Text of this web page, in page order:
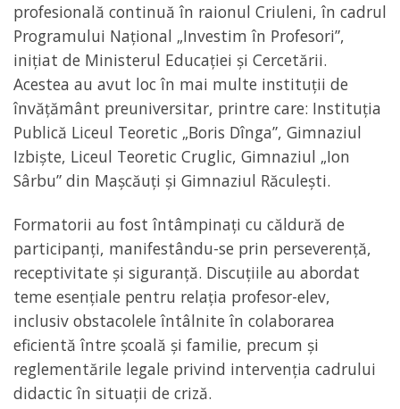
profesională continuă în raionul Criuleni, în cadrul
Programului Național „Investim în Profesori”,
inițiat de Ministerul Educației și Cercetării.
Acestea au avut loc în mai multe instituții de
învățământ preuniversitar, printre care: Instituția
Publică Liceul Teoretic „Boris Dînga”, Gimnaziul
Izbiște, Liceul Teoretic Cruglic, Gimnaziul „Ion
Sârbu” din Mașcăuți și Gimnaziul Răculești.
Formatorii au fost întâmpinați cu căldură de
participanți, manifestându-se prin perseverență,
receptivitate și siguranță. Discuțiile au abordat
teme esențiale pentru relația profesor-elev,
inclusiv obstacolele întâlnite în colaborarea
eficientă între școală și familie, precum și
reglementările legale privind intervenția cadrului
didactic în situații de criză.